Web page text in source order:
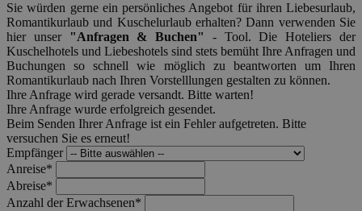
Sie würden gerne ein persönliches Angebot für ihren Liebesurlaub,
Romantikurlaub und Kuschelurlaub erhalten? Dann verwenden Sie
hier unser
"Anfragen & Buchen"
- Tool. Die Hoteliers der
Kuschelhotels und Liebeshotels sind stets bemüht Ihre Anfragen und
Buchungen so schnell wie möglich zu beantworten um Ihren
Romantikurlaub nach Ihren Vorstelllungen gestalten zu können.
Ihre Anfrage wird gerade versandt. Bitte warten!
Ihre Anfrage wurde erfolgreich gesendet.
Beim Senden Ihrer Anfrage ist ein Fehler aufgetreten. Bitte
versuchen Sie es erneut!
Empfänger
Anreise*
Abreise*
Anzahl der Erwachsenen*